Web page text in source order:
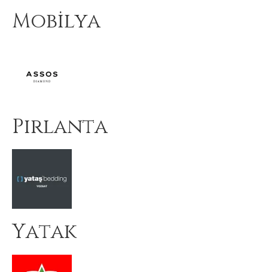
Mobilya
Pırlanta
Yatak